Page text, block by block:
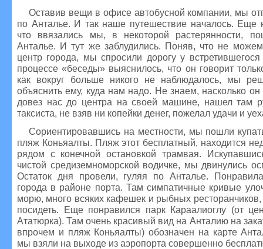
Оставив вещи в офисе автобусной компании, мы
по Анталье. И так наше путешествие началось. Еще
что ввязались мы, в некоторой растерянности,
Анталье. И тут же заблудились. Поняв, что не можем
центр города, мы спросили дорогу у
процессе «беседы» выяснилось, что он говорит
как вокруг больше никого не наблюдалось, мы
объяснить ему, куда нам надо. Не знаем, насколько
довез нас до центра на своей машине, нашел там
таксиста, не взяв ни копейки денег, пожелал удачи и
Сориентировавшись на местности, мы пошли
пляж Коньяалты. Пляж этот бесплатный, находится
рядом с конечной остановкой трамвая.
чистой средиземноморской водичке, мы двинулись
Остаток дня провели, гуляя по Анталье.
города в районе порта. Там симпатичные кривые
морю, много всяких кафешек и рыбных
посидеть. Еще понравился парк Караалиоглу (от
Ататюрка). Там очень красивый вид на Анталию на
впрочем и пляж Коньяалты) обозначен на карте
мы взяли на выходе из аэропорта совершенно